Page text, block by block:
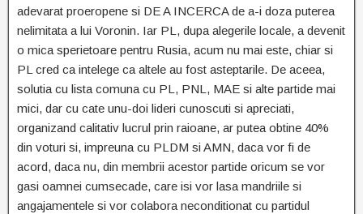
adevarat proeropene si DE A INCERCA de a-i doza puterea
nelimitata a lui Voronin. Iar PL, dupa alegerile locale, a devenit
o mica sperietoare pentru Rusia, acum nu mai este, chiar si
PL cred ca intelege ca altele au fost asteptarile. De aceea,
solutia cu lista comuna cu PL, PNL, MAE si alte partide mai
mici, dar cu cate unu-doi lideri cunoscuti si apreciati,
organizand calitativ lucrul prin raioane, ar putea obtine 40%
din voturi si, impreuna cu PLDM si AMN, daca vor fi de
acord, daca nu, din membrii acestor partide oricum se vor
gasi oamnei cumsecade, care isi vor lasa mandriile si
angajamentele si vor colabora neconditionat cu partidul